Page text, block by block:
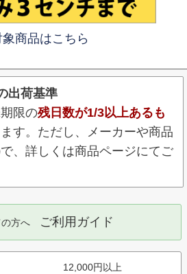
商品はこちら
出荷基準
限の残日数が1/3以上あるも
す。ただし、メーカーや商品
、詳しくは商品ページにてご
方へ ご利用ガイド
12,000円以上